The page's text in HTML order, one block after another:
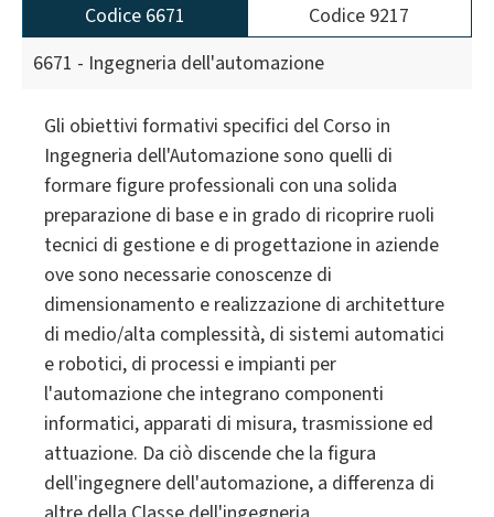
Codice 6671
Codice 9217
6671 - Ingegneria dell'automazione
Gli obiettivi formativi specifici del Corso in
Ingegneria dell'Automazione sono quelli di
formare figure professionali con una solida
preparazione di base e in grado di ricoprire ruoli
tecnici di gestione e di progettazione in aziende
ove sono necessarie conoscenze di
dimensionamento e realizzazione di architetture
di medio/alta complessità, di sistemi automatici
e robotici, di processi e impianti per
l'automazione che integrano componenti
informatici, apparati di misura, trasmissione ed
attuazione. Da ciò discende che la figura
dell'ingegnere dell'automazione, a differenza di